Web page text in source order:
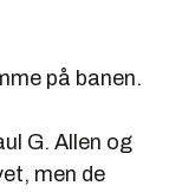
på banen.
G. Allen og
men de